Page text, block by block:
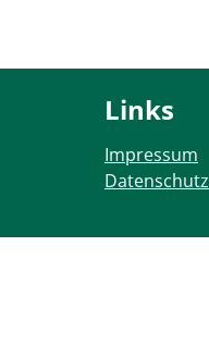
Links
Impressum
Datenschutz